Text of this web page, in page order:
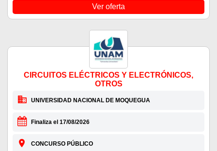
Ver oferta
CIRCUITOS ELÉCTRICOS Y ELECTRÓNICOS,
OTROS
UNIVERSIDAD NACIONAL DE MOQUEGUA
Finaliza el 17/08/2026
CONCURSO PÚBLICO